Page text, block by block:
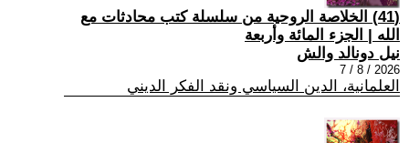
(41) الخلاصة الروحية من سلسلة كتب محادثات مع
الله | الجزء المائة وأربعة
نيل دونالد والش
2026 / 8 / 7
العلمانية، الدين السياسي ونقد الفكر الديني